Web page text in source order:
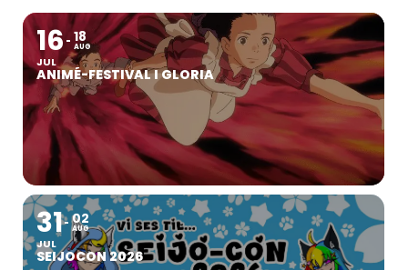
16
JUL
18
AUG
ANIMÉ-FESTIVAL I GLORIA
31
JUL
02
AUG
SEIJOCON 2026